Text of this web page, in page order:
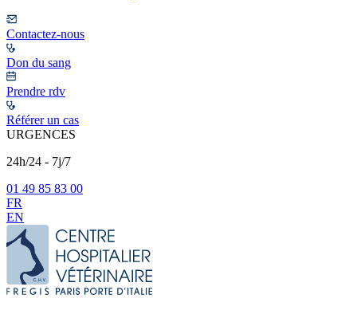
Contactez-nous
Don du sang
Prendre rdv
Référer un cas
URGENCES
24h/24 - 7j/7
01 49 85 83 00
FR
EN